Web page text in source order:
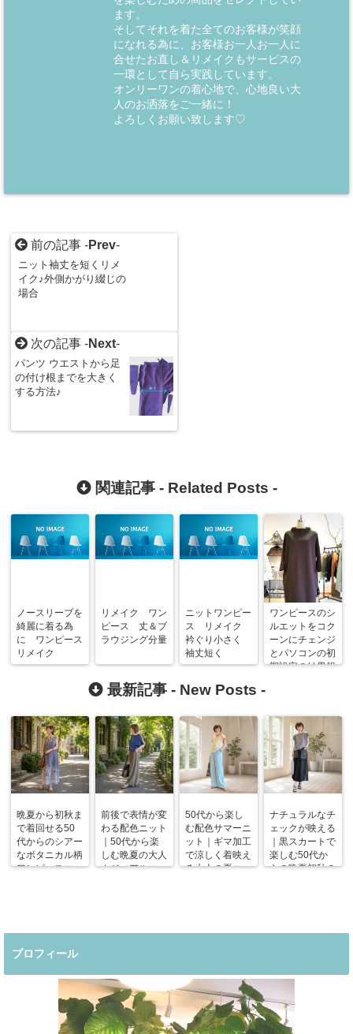
ます。
そしてそれを着た全てのお客様が笑顔
になれる為に、お客様お一人お一人に
合せたお直し＆リメイクもサービスの
一環として自ら実践しています。
オンリーワンの着心地で、心地良い大
人のお洒落をご一緒に！
よろしくお願い致します♡
前の記事 -Prev-
ニット袖丈を短くリメ
イク♪外側かがり綴じの
場合
次の記事 -Next-
パンツ ウエストから足
の付け根までを大きく
する方法♪
関連記事 - Related Posts -
ノースリーブを
綺麗に着る為
に ワンピース
リメイク
リメイク ワン
ピース 丈＆ブ
ラウジング分量
ニットワンピー
ス リメイク
衿ぐり小さく
袖丈短く
ワンピースのシ
ルエットをコク
ーンにチェンジ
とパソコンの初
期設定の結果報
最新記事 - New Posts -
晩夏から初秋ま
で着回せる50
代からのシアー
なボタニカル柄
ワンピースコー
前後で表情が変
わる配色ニット
｜50代から楽
しむ晩夏の大人
カジュアルコー
50代から楽し
む配色サマーニ
ット｜ギマ加工
で涼しく着映え
る大人の夏コー
ナチュラルなチ
ェックが映える
｜黒スカートで
楽しむ50代か
らの晩夏初秋の
プロフィール